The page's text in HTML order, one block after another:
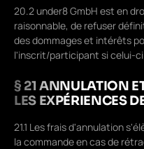
20.2 under8 GmbH est en
raisonnable, de refuser
des dommages et intérêts
l'inscrit/participant si celui-
§ 21 ANNULATION
LES EXPÉRIENCES
21.1 Les frais d'annulation
la commande en cas de